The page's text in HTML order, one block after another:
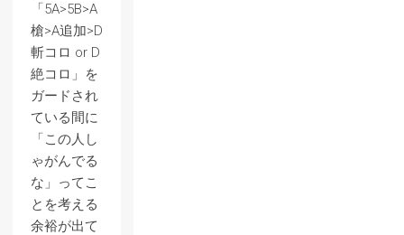
「5A>5B>A
槍>A追加>D
斬コロ or D
絶コロ」を
ガードされ
ている間に
「この人し
ゃがんでる
な」ってこ
とを考える
余裕が出て